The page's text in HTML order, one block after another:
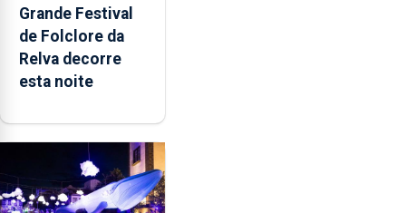
Grande Festival
de Folclore da
Relva decorre
esta noite